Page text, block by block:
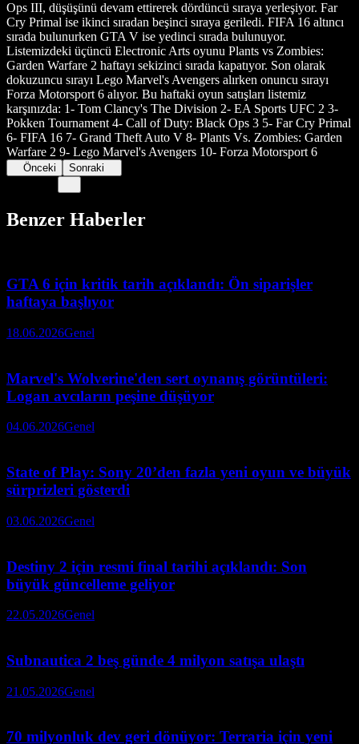
Ops III, düşüşünü devam ettirerek dördüncü sıraya yerleşiyor. Far
Cry Primal ise ikinci sıradan beşinci sıraya geriledi. FIFA 16 altıncı
sırada bulunurken GTA V ise yedinci sırada bulunuyor.
Listemizdeki üçüncü Electronic Arts oyunu Plants vs Zombies:
Garden Warfare 2 haftayı sekizinci sırada kapatıyor. Son olarak
dokuzuncu sırayı Lego Marvel's Avengers alırken onuncu sırayı
Forza Motorsport 6 alıyor. Bu haftaki oyun satışları listemiz
karşınızda: 1- Tom Clancy's The Division 2- EA Sports UFC 2 3-
Pokken Tournament 4- Call of Duty: Black Ops 3 5- Far Cry Primal
6- FIFA 16 7- Grand Theft Auto V 8- Plants Vs. Zombies: Garden
Warfare 2 9- Lego Marvel's Avengers 10- Forza Motorsport 6
Önceki Sonraki
Benzer Haberler
GTA 6 için kritik tarih açıklandı: Ön siparişler
haftaya başlıyor
18.06.2026Genel
Marvel's Wolverine'den sert oynanış görüntüleri:
Logan avcıların peşine düşüyor
04.06.2026Genel
State of Play: Sony 20’den fazla yeni oyun ve büyük
sürprizleri gösterdi
03.06.2026Genel
Destiny 2 için resmi final tarihi açıklandı: Son
büyük güncelleme geliyor
22.05.2026Genel
Subnautica 2 beş günde 4 milyon satışa ulaştı
21.05.2026Genel
70 milyonluk dev geri dönüyor: Terraria için yeni